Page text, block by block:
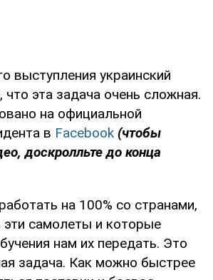
выступления украинский
эта задача очень сложная.
на официальной
в Facebook (чтобы
доскролльте до конца
на 100% со странами,
эти самолеты и которые
нам их передать. Это
задача. Как можно быстрее